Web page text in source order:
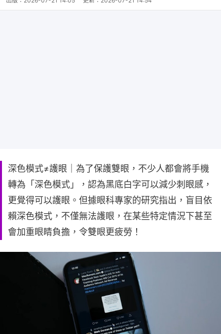
深色模式≠護眼｜為了保護雙眼，不少人都會將手機
轉為「深色模式」，認為黑底白字可以減少刺眼感，
更覺得可以護眼。但據眼科專家的研究指出，盲目依
賴深色模式，不僅無法護眼，在某些特定情況下甚至
會加重眼睛負擔，令雙眼更疲勞！